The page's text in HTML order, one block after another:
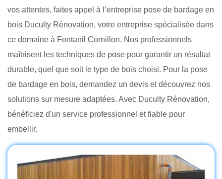
vos attentes, faites appel à l’entreprise pose de bardage en
bois Duculty Rénovation, votre entreprise spécialisée dans
ce domaine à Fontanil Cornillon. Nos professionnels
maîtrisent les techniques de pose pour garantir un résultat
durable, quel que soit le type de bois choisi. Pour la pose
de bardage en bois, demandez un devis et découvrez nos
solutions sur mesure adaptées. Avec Duculty Rénovation,
bénéficiez d'un service professionnel et fiable pour
embellir.